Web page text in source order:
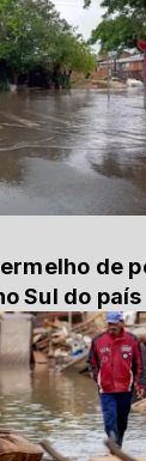
de
Sul do país